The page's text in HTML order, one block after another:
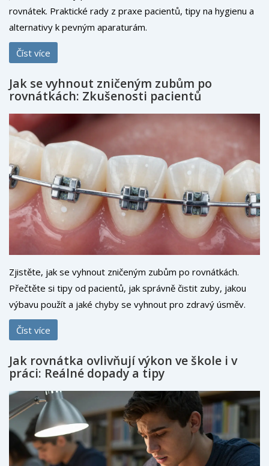
rovnátek. Praktické rady z praxe pacientů, tipy na hygienu a
alternativy k pevným aparaturám.
Číst více
Jak se vyhnout zničeným zubům po
rovnátkách: Zkušenosti pacientů
Zjistěte, jak se vyhnout zničeným zubům po rovnátkách.
Přečtěte si tipy od pacientů, jak správně čistit zuby, jakou
výbavu použít a jaké chyby se vyhnout pro zdravý úsměv.
Číst více
Jak rovnátka ovlivňují výkon ve škole i v
práci: Reálné dopady a tipy